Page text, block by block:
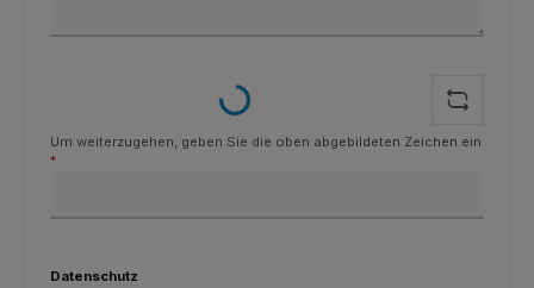
Loading...
Um weiterzugehen, geben Sie die oben abgebildeten Zeichen ein
*
Datenschutz